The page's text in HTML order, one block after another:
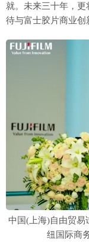
就。未来三十年，
待与富士胶片商业创
中国(上海)自由贸易
纽国际商